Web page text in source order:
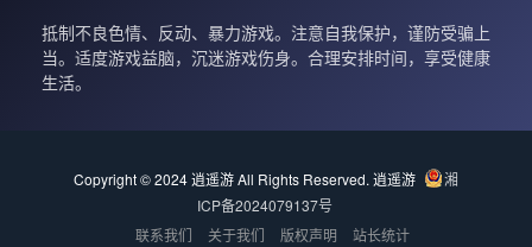
抵制不良色情、反动、暴力游戏。注意自我保护，谨防受骗上
当。适度游戏益脑，沉迷游戏伤身。合理安排时间，享受健康
生活。
Copyright © 2024 逍遥游 All Rights Reserved. 逍遥游
湘
ICP备2024079137号
联系我们
关于我们 版权声明 站长统计